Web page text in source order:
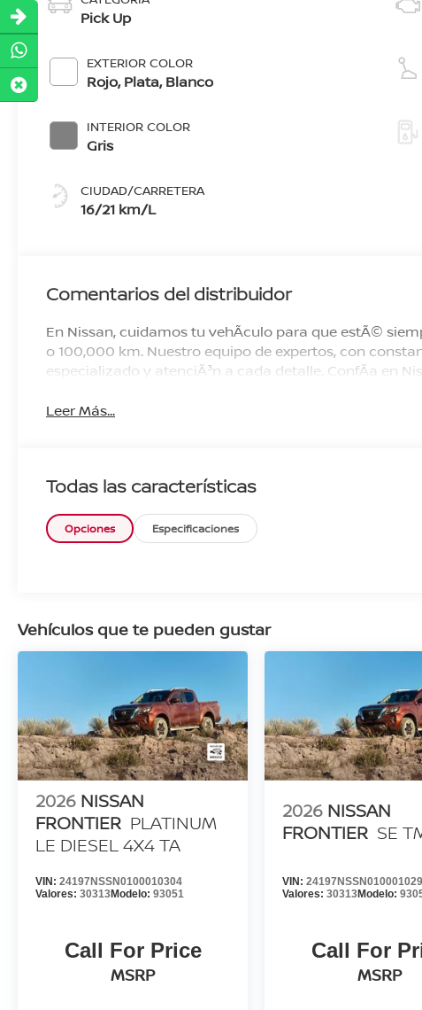
Pick Up
EXTERIOR COLOR
Rojo, Plata, Blanco
INTERIOR COLOR
Gris
CIUDAD/CARRETERA
16/21 km/L
Comentarios del distribuidor
En Nissan, cuidamos tu vehÃ­culo para que estÃ©
o 100,000 km. Nuestro equipo de expertos, con
especializado y atenciÃ³n a cada detalle. ConfÃ­a en
Leer Más...
Todas las características
Opciones Especificaciones
Vehículos que te pueden gustar
2026 NISSAN
FRONTIER PLATINUM
LE DIESEL 4X4 TA
VIN: 24197NSSN0100010304
Valores: 30313Modelo: 93051
Call For Price
MSRP
2026 NISSAN
FRONTIER SE
VIN:
Valores:30313Modelo:
Call For
MSRP